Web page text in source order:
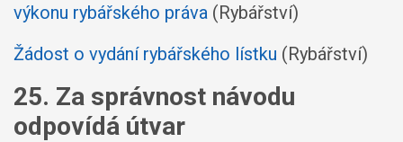
výkonu rybářského práva (Rybářství)
Žádost o vydání rybářského lístku (Rybářství)
25. Za správnost návodu
odpovídá útvar